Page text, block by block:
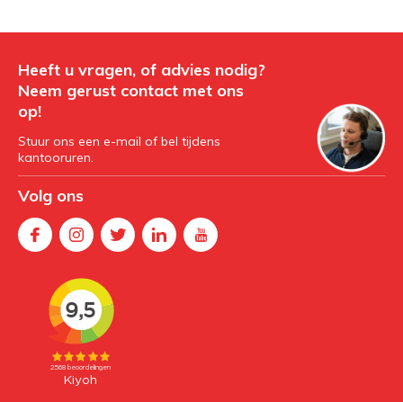
Heeft u vragen, of advies nodig?
Neem gerust contact met ons
op!
Stuur ons een e-mail of bel tijdens
kantooruren.
Volg ons